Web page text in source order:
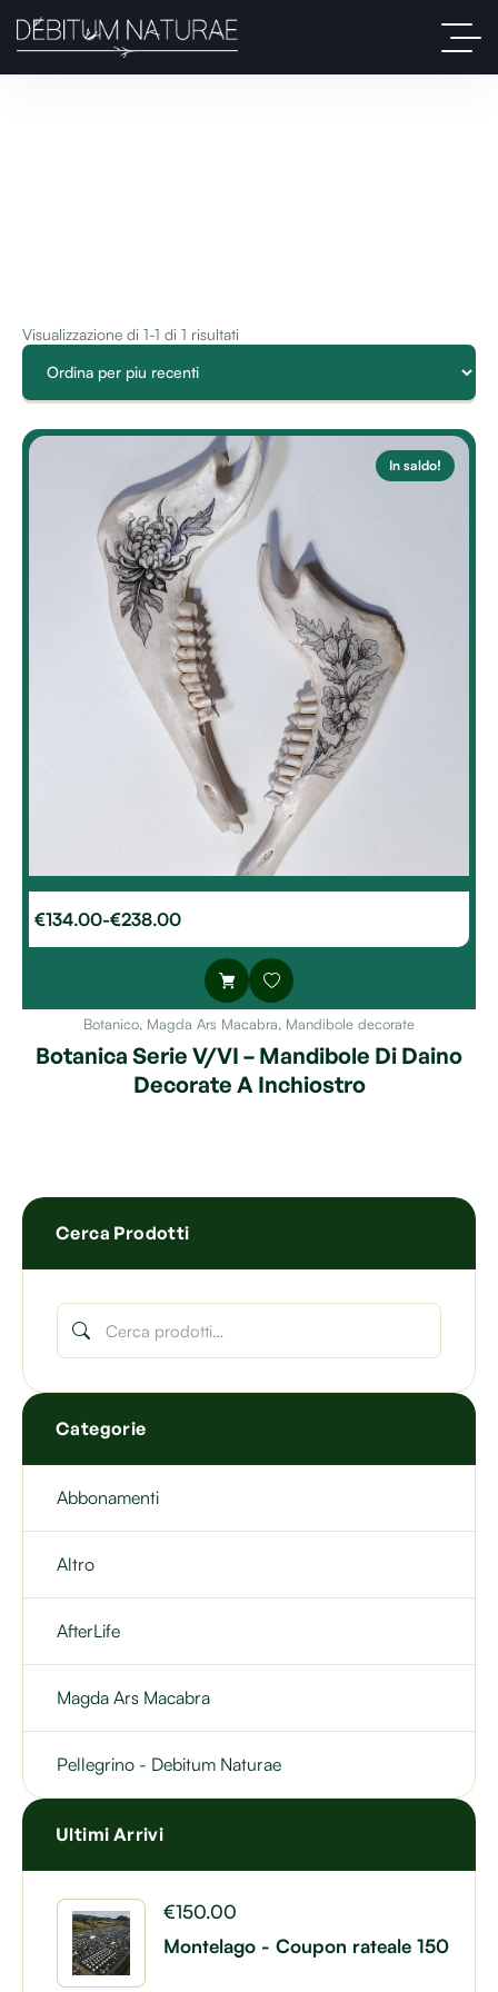
Cerca Prodotti
Categorie
Abbonamenti
Altro
AfterLife
Magda Ars Macabra
Pellegrino - Debitum Naturae
Ultimi Arrivi
Montelago - Coupon rateale 150
€150.00
Visualizzazione di 1-1 di 1 risultati
In saldo!
€134.00-€238.00
Botanico, Magda Ars Macabra, Mandibole decorate
Botanica Serie V/VI – Mandibole Di Daino
Decorate A Inchiostro